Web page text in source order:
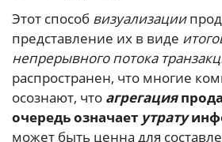
Этот способ визуализации
представление их в виде
непрерывного потока
распространен, что многие
осознают, что агрегация
очередь означает утрату
может быть ценна для